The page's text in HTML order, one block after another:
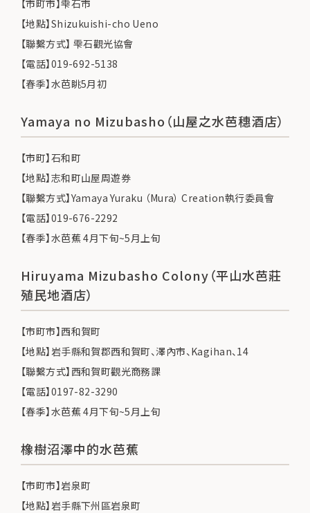
【市町市】雫石市
【地點】Shizukuishi-cho Ueno
【聯繫方式】 雫石觀光協會
【電話】019-692-5138
【春季】水芭眺5月初
Yamaya no Mizubasho（山屋之水芭穗酒店）
【市町】石和町
【地點】志和町山屋周遊券
【聯繫方式】Yamaya Yuraku （Mura） Creation執行委員會
【電話】019-676-2292
【春季】水芭蕉 4月下旬~5月上旬
Hiruyama Mizubasho Colony（平山水芭莊
殖民地酒店）
【市町市】西和賀町
【地點】岩手縣和賀郡西和賀町、澤內市、Kagihan、14
【聯繫方式】西和賀町觀光商務課
【電話】0197-82-3290
【春季】水芭蕉 4月下旬~5月上旬
橡樹沼澤中的水芭蕉
【市町市】岩泉町
【地點】岩手縣下州區岩泉町